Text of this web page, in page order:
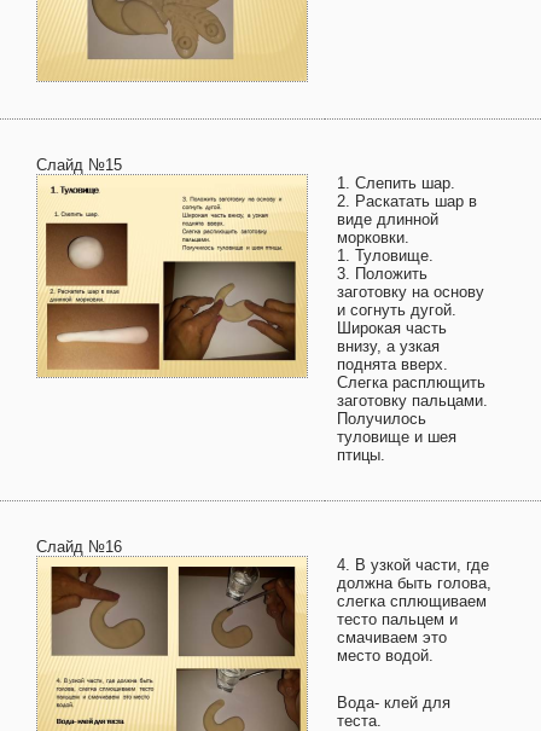
Слайд №15
1. Слепить шар.
2. Раскатать шар в
виде длинной
морковки.
1. Туловище.
3. Положить
заготовку на основу
и согнуть дугой.
Широкая часть
внизу, а узкая
поднята вверх.
Слегка расплющить
заготовку пальцами.
Получилось
туловище и шея
птицы.
Слайд №16
4. В узкой части, где
должна быть голова,
слегка сплющиваем
тесто пальцем и
смачиваем это
место водой.
Вода- клей для
теста.